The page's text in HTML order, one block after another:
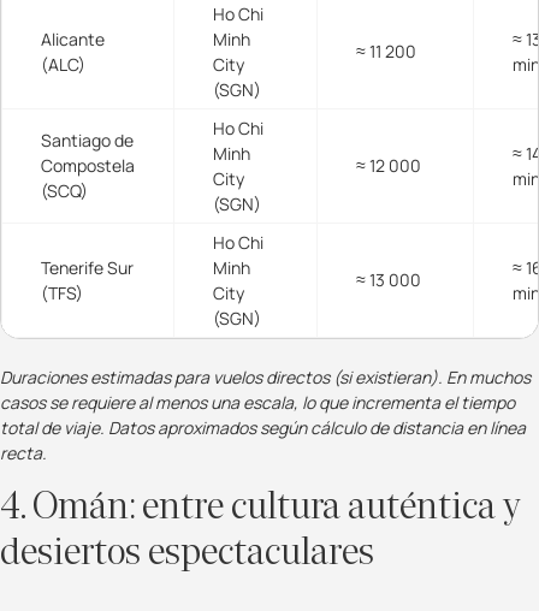
Alicante
(ALC)
Ho Chi
Minh
City
(SGN)
≈ 11 200
≈
min
Santiago de
Compostela
(SCQ)
Ho Chi
Minh
City
(SGN)
≈ 12 000
≈
min
Tenerife Sur
(TFS)
Ho Chi
Minh
City
(SGN)
≈ 13 000
≈
min
Duraciones estimadas para vuelos directos (si existieran). En muchos
casos se requiere al menos una escala, lo que incrementa el tiempo
total de viaje. Datos aproximados según cálculo de distancia en línea
recta.
4. Omán: entre cultura auténtica y
desiertos espectaculares